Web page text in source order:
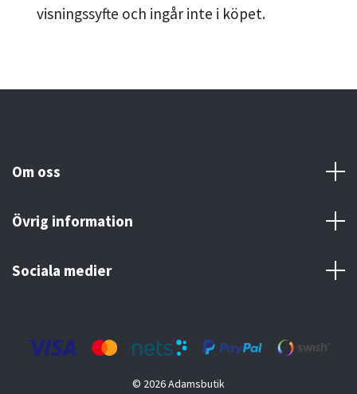
visningssyfte och ingår inte i köpet.
Om oss
Övrig information
Sociala medier
© 2026 Adamsbutik